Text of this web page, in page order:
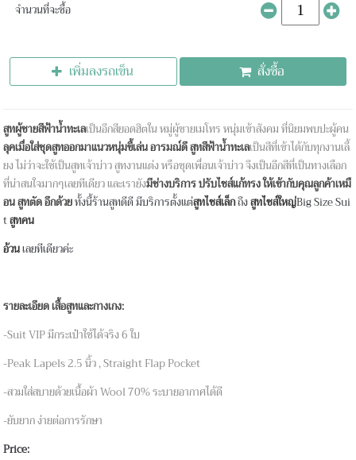
จำนวนที่จะซื้อ
เพิ่มลงรถเข็น สั่งซื้อ
สูทผู้ชายสีฟ้าน้ำทะเลเป็นอีกสียอดฮิตใน หมู่ผู้ชายเมโทร หนุ่มเข้าสังคม ที่นิยมพบปะผู้คน
ลุคเมื่อใส่ชุดสูทออกมาแนวหนุ่มขี้เล่น อารมณ์ดีสูทสีฟ้าน้ำทะเลเป็นสีที่เข้าได้กับทุกงานเลี้
ยง ไม่ว่าจะใช้เป็นสูทเจ้าบ่าว สูทงานแต่ง หรือชุดเพื่อนเจ้าบ่าว จึงเป็นอีกสีที่เป็นทางเลือก
ที่น่าสนใจมากๆเลยทีเดียว และเรายังมีช่างบริการ ปรับไซส์แก้ทรง ให้เข้ากับคุณลูกค้าเหมื
อน สูทตัด อีกด้วยทั้งนี้ร้านสูทดีดี มีบริการตั้งแต่สูทไซส์เล็กถึงสูทไซส์ใหญ่Big Size Sui
tสูทคน
อ้วนเลยทีเดียวค่ะ
รายละเอียด เสื้อสูทและกางเกง:
-Suit VIP มีกระเป๋าใช้ได้จริง 6 ใบ
-Peak Lapels 2.5 นิ้ว , Straight Flap Pocket
-สวมใส่สบายด้วยเนื้อผ้า Wool 70% ระบายอากาศได้ดี
-ยับยาก ง่ายต่อการรักษา
Price: